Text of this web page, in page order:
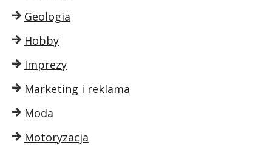
Geologia
Hobby
Imprezy
Marketing i reklama
Moda
Motoryzacja